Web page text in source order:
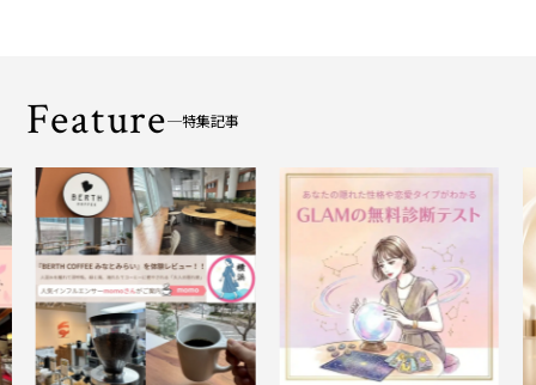
Feature 特集記事